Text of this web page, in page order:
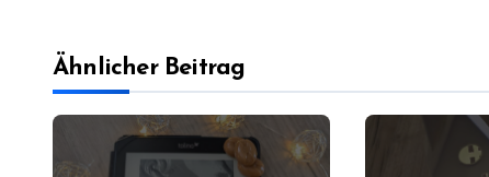
Ähnlicher Beitrag